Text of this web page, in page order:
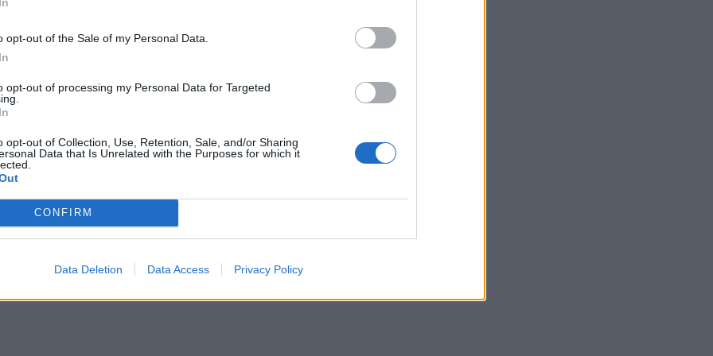
opt-out of the Sale of my Personal Data.
opt-out of processing my Personal Data for Targeted
opt-out of Collection, Use, Retention, Sale, and/or Sharing
Data that Is Unrelated with the Purposes for which it
CONFIRM
Data Deletion Data Access Privacy Policy
οι ασθενείς να ενημερωθούν για την
και οι φορείς Υγείας να αντιληφθούν
στην ανακούφιση των ασθενών αλλά
της Ομάδας 'Ασθματος,
Καθηγητής Πνευμονολογίας ΕΚΠΑ και
Πνευμονολογίας ΕΚΠΑ, επισήμαναν
και εξατομικεύεται πλέον για κάθε